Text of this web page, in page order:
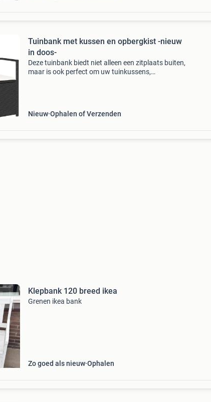
Tuinbank met kussen en opbergkist -nieuw
in doos-
Deze tuinbank biedt niet alleen een zitplaats buiten,
maar is ook perfect om uw tuinkussens,
Nieuw Ophalen of Verzenden
Klepbank 120 breed ikea
Grenen ikea bank
Zo goed als nieuw Ophalen